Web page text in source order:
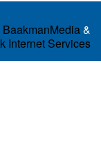
BaakmanMedia&
Internet Services